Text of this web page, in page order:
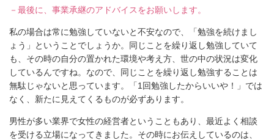
－最後に、事業承継のアドバイスをお願いします。
私の場合は常に勉強していないと不安なので、「勉強を続けまし
ょう」ということでしょうか。同じことを繰り返し勉強していて
も、その時の自分の置かれた環境や考え方、世の中の状況は変化
しているんですね。なので、同じことを繰り返し勉強することは
無駄じゃないと思っています。「1回勉強したからいいや！」では
なく、新たに見えてくるものが必ずあります。
男性が多い業界で女性の経営者ということもあり、最近よく相談
を受ける立場になってきました。その時にお伝えしているのは、